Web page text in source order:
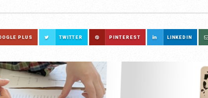
PLUS TWITTER PINTEREST LINKEDIN